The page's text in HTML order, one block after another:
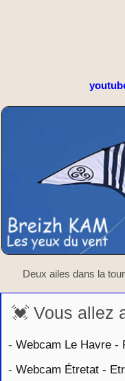
Deux ailes dans la
💓 Vous allez
- Webcam Le Havre -
- Webcam Étretat -